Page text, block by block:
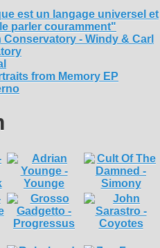
est un langage universel et
parler couramment"
- Windy & Carl
from Memory EP